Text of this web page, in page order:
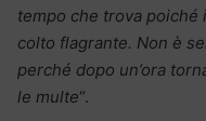
tempo che trova
colto flagrante. Non è
perché dopo un’ora
le multe“.